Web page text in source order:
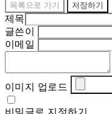
목록으로 가기 저장하기
제목
글쓴이
이메일
이미지 업로드